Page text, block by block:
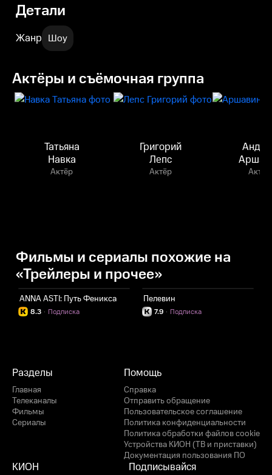
Детали
Жанр Шоу
Актёры и съёмочная группа
Татьяна
Навка
Актёр
Григорий
Лепс
Актёр Актёр
Фильмы и сериалы похожие на
«Трейлеры и прочее»
ANNA ASTI: Путь Феникса
8.3 Подписка
·
Пелевин
7.9 Подписка
·
Разделы
Главная
Телеканалы
Фильмы
Сериалы
Помощь
Справка
Отправить обращение
Пользовательское соглашение
Политика конфиденциальности
Политика обработки файлов cookie
Устройства КИОН (ТВ и приставки)
Документация пользования ПО
КИОН Подписывайся